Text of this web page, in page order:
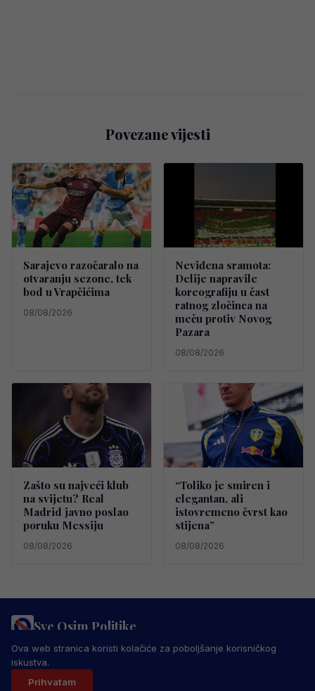
Povezane vijesti
Sarajevo razočaralo na
otvaranju sezone, tek
bod u Vrapčićima
08/08/2026
Neviđena sramota:
Delije napravile
koreografiju u čast
ratnog zločinca na
meču protiv Novog
Pazara
08/08/2026
Zašto su najveći klub
na svijetu? Real
Madrid javno poslao
poruku Messiju
08/08/2026
“Toliko je smiren i
elegantan, ali
istovremeno čvrst kao
stijena”
08/08/2026
Sve Osim Politike
PRAVILA PRIVATNOSTIMARKETING USLOVI KORIŠTENJA
IMPRESSUM
© 2026 Sve Osim Politike. Sva prava zadržana.
Ova web stranica koristi kolačiće za poboljšanje korisničkog
iskustva.
Prihvatam